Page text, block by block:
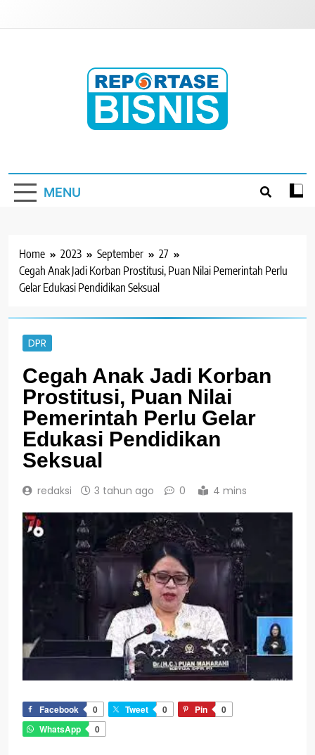
MENU
Home 2023 September
27
Cegah Anak Jadi Korban Prostitusi, Puan Nilai Pemerintah Perlu
Gelar Edukasi Pendidikan Seksual
DPR
Cegah Anak Jadi Korban
Prostitusi, Puan Nilai
Pemerintah Perlu Gelar
Edukasi Pendidikan
Seksual
redaksi 3 tahun ago 0 4 mins
Facebook 0 Tweet 0 Pin
0
WhatsApp
0